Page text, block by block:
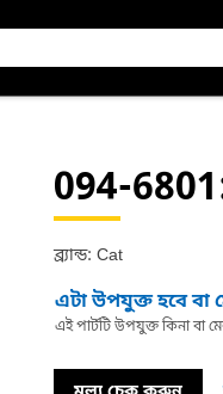
094-6801
ব্র্যান্ড: Cat
এটা উপযুক্ত হবে
এই পার্টটি উপযুক্ত কিনা